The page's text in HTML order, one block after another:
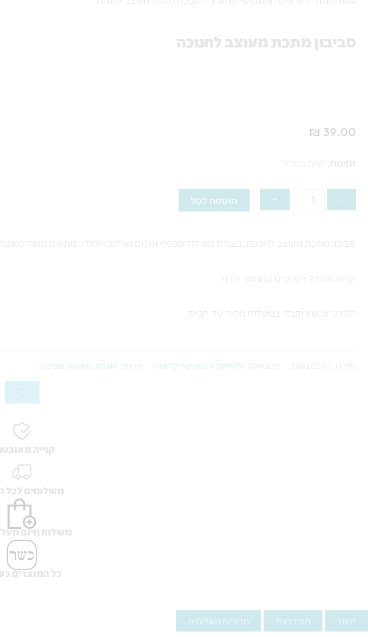
סביבון מתכת מעוצב לחנוכה
₪ 39.00
זמינות: קיים במלאי
-
כמות
סביבון
לחנוכה
+ הוספה לסל
סביבון מתכת מעוצב לחנוכה, בצורת מגן דוד מכסף ואדום מרהיב וייחודי. מתאים מאוד
קראו את כל הפרטים בהמשך הדף.
הזמינו עכשיו וקבלו במשלוח מהיר עד הבית.
מק"ט: קטגוריה: יודאיקה ותשמישי קדושה חנוכה מתנות סביבון
קנייה
משלוחים לכל
משלוח חינם מעל 450 ₪
כל המוצרים
תאור חוות דעת מדיניות משלוחים